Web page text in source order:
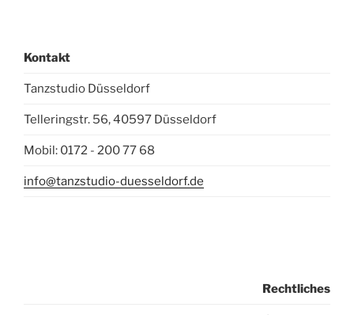
Kontakt
Tanzstudio Düsseldorf
Telleringstr. 56, 40597 Düsseldorf
Mobil: 0172 - 200 77 68
info@tanzstudio-duesseldorf.de
Rechtliches